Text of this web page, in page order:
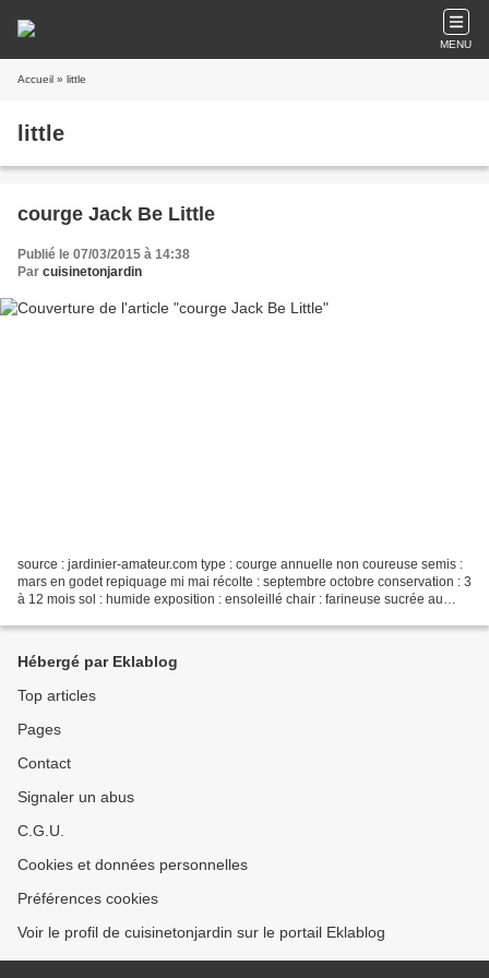
MENU
Accueil » little
little
courge Jack Be Little
Publié le 07/03/2015 à 14:38
Par cuisinetonjardin
source : jardinier-amateur.com type : courge annuelle non coureuse semis :
mars en godet repiquage mi mai récolte : septembre octobre conservation : 3
à 12 mois sol : humide exposition : ensoleillé chair : farineuse sucrée au
Hébergé par Eklablog
Top articles
Pages
Contact
Signaler un abus
C.G.U.
Cookies et données personnelles
Préférences cookies
Voir le profil de cuisinetonjardin sur le portail Eklablog